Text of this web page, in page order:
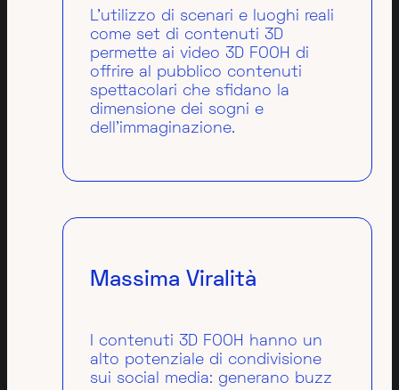
L’utilizzo di scenari e luoghi reali
come set di contenuti 3D
permette ai video 3D FOOH di
offrire al pubblico contenuti
spettacolari che sfidano la
dimensione dei sogni e
dell’immaginazione.
Massima Viralità
I contenuti 3D FOOH hanno un
alto potenziale di condivisione
sui social media: generano buzz